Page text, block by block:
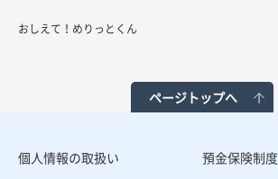
おしえて！めりっとくん
ページトップへ
個人情報の取扱い
預金保険制度